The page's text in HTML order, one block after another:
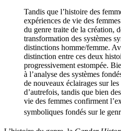
Tandis que l’histoire des
expériences de vie des
du genre traite de la création,
transformation des systèmes
distinctions homme/femme.
distinction entre ces deux
progressivement estompée.
à l’analyse des systèmes
de nouveaux éclairages sur
d’autrefois, tandis que bien
vie des femmes confirment
symboliques fondés sur le